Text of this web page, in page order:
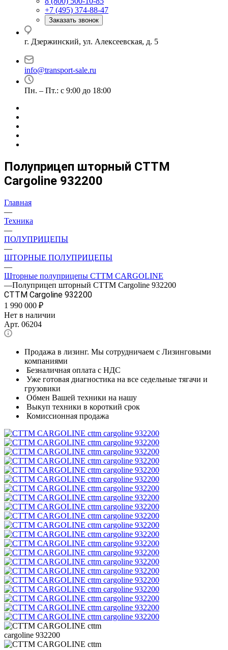
+7 (495) 374-88-47
Заказать звонок
г. Дзержинский, ул. Алексеевская, д. 5
info@transport-sale.ru
Пн. – Пт.: с 9:00 до 18:00
Полуприцеп шторный CTTM
Cargoline 932200
Главная
—
Техника
—
ПОЛУПРИЦЕПЫ
—
ШТОРНЫЕ ПОЛУПРИЦЕПЫ
—
Шторные полуприцепы CTTM CARGOLINE
—Полуприцеп шторный CTTM Cargoline 932200
CTTM Cargoline 932200
1 990 000 ₽
Нет в наличии
Арт. 06204
Продажа в лизинг. Мы сотрудничаем с Лизинговыми
компаниями
Безналичная оплата с НДС
Уже готовая диагностика на все седельные тягачи и
грузовики
Обмен Вашей техники на нашу
Выкуп техники в короткий срок
Комиссионная продажа